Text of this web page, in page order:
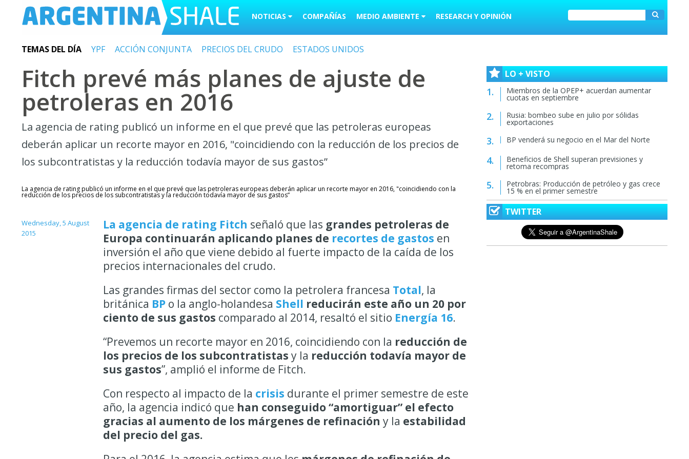
NOTICIAS COMPAÑÍAS MEDIO AMBIENTE RESEARCH Y OPINIÓN
TEMAS DEL DÍA YPF ACCIÓN CONJUNTA PRECIOS DEL CRUDO ESTADOS UNIDOS
Fitch prevé más planes de ajuste de
petroleras en 2016
La agencia de rating publicó un informe en el que prevé que las petroleras europeas
deberán aplicar un recorte mayor en 2016, "coincidiendo con la reducción de los precios de
los subcontratistas y la reducción todavía mayor de sus gastos”
La agencia de rating publicó un informe en el que prevé que las petroleras europeas deberán aplicar un recorte mayor en 2016, "coincidiendo con la
reducción de los precios de los subcontratistas y la reducción todavía mayor de sus gastos”
Wednesday, 5 August
2015
La agencia de rating Fitch señaló que las grandes petroleras de
Europa continuarán aplicando planes de recortes de gastos en
inversión el año que viene debido al fuerte impacto de la caída de los
precios internacionales del crudo.
Las grandes firmas del sector como la petrolera francesa Total, la
británica BP o la anglo-holandesa Shell reducirán este año un 20 por
ciento de sus gastos comparado al 2014, resaltó el sitio Energía 16.
“Prevemos un recorte mayor en 2016, coincidiendo con la reducción de
los precios de los subcontratistas y la reducción todavía mayor de
sus gastos”, amplió el informe de Fitch.
Con respecto al impacto de la crisis durante el primer semestre de este
año, la agencia indicó que han conseguido “amortiguar” el efecto
gracias al aumento de los márgenes de refinación y la estabilidad
del precio del gas.
LO + VISTO
Miembros de la OPEP+ acuerdan aumentar
cuotas en septiembre
Rusia: bombeo sube en julio por sólidas
exportaciones
BP venderá su negocio en el Mar del Norte
Beneficios de Shell superan previsiones y
retoma recompras
Petrobras: Producción de petróleo y gas crece
15 % en el primer semestre
TWITTER